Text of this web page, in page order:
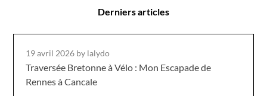
Derniers articles
19 avril 2026 by lalydo
Traversée Bretonne à Vélo : Mon Escapade de
Rennes à Cancale